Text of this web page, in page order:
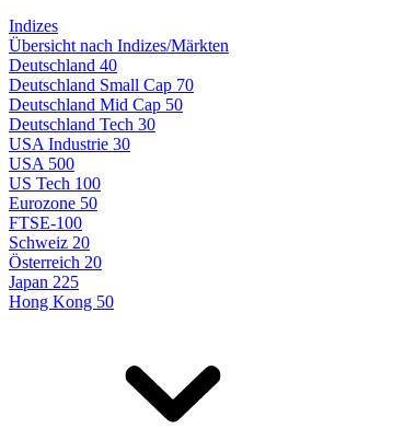
Indizes
Übersicht nach Indizes/Märkten
Deutschland 40
Deutschland Small Cap 70
Deutschland Mid Cap 50
Deutschland Tech 30
USA Industrie 30
USA 500
US Tech 100
Eurozone 50
FTSE-100
Schweiz 20
Österreich 20
Japan 225
Hong Kong 50